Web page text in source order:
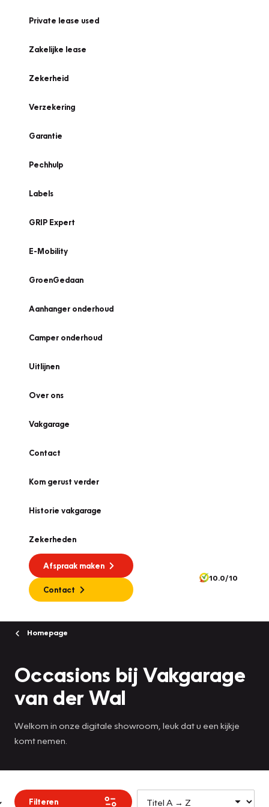
Private lease used
Zakelijke lease
Zekerheid
Verzekering
Garantie
Pechhulp
Labels
GRIP Expert
E-Mobility
GroenGedaan
Aanhanger onderhoud
Camper onderhoud
Uitlijnen
Over ons
Vakgarage
Contact
Kom gerust verder
Historie vakgarage
Zekerheden
Afspraak maken
Contact
10.0/10
Homepage
Occasions bij Vakgarage
van der Wal
Welkom in onze digitale showroom, leuk dat u een kijkje
komt nemen.
Filteren